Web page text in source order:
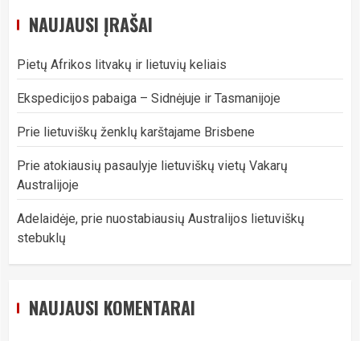
NAUJAUSI ĮRAŠAI
Pietų Afrikos litvakų ir lietuvių keliais
Ekspedicijos pabaiga – Sidnėjuje ir Tasmanijoje
Prie lietuviškų ženklų karštajame Brisbene
Prie atokiausių pasaulyje lietuviškų vietų Vakarų
Australijoje
Adelaidėje, prie nuostabiausių Australijos lietuviškų
stebuklų
NAUJAUSI KOMENTARAI